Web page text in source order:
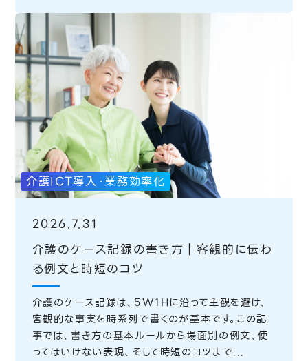
介護ICT導入・業務効率化
2026.7.31
介護のケース記録の書き方｜客観的に伝わ
る例文と時短のコツ
介護のケース記録は、5W1Hに沿って主観を避け、
客観的な事実を時系列で書くのが基本です。この記
事では、書き方の基本ルールから場面別の例文、使
ってはいけない表現、そして時短のコツまで...